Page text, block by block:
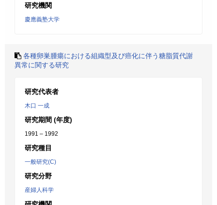
研究機関
慶應義塾大学
各種卵巣腫瘍における組織型及び癌化に伴う糖脂質代謝
異常に関する研究
研究代表者
木口 一成
研究期間 (年度)
1991 – 1992
研究種目
一般研究(C)
研究分野
産婦人科学